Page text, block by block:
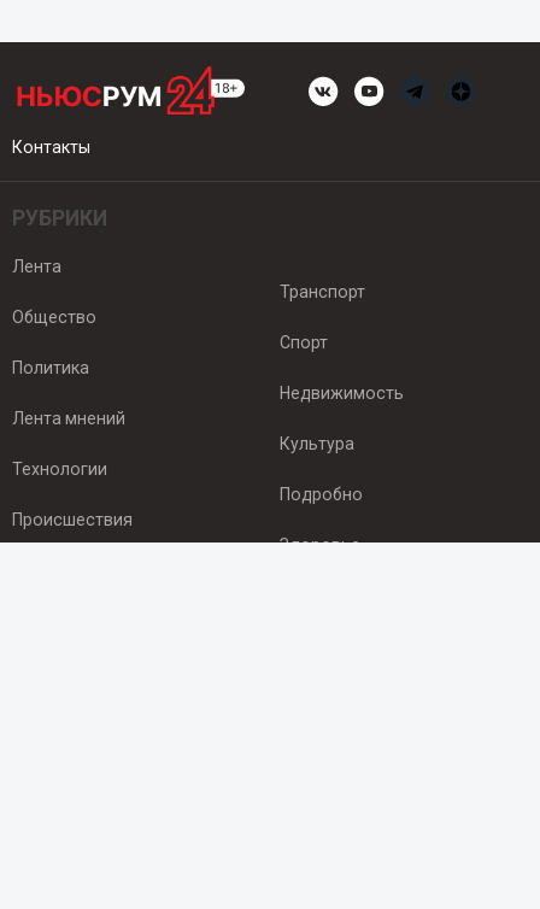
Контакты
РУБРИКИ
Лента
Общество
Политика
Лента мнений
Технологии
Происшествия
Транспорт
Спорт
Недвижимость
Культура
Подробно
Здоровье